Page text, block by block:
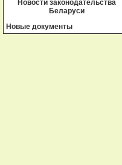
Новости законодательства
Беларуси
Новые документы